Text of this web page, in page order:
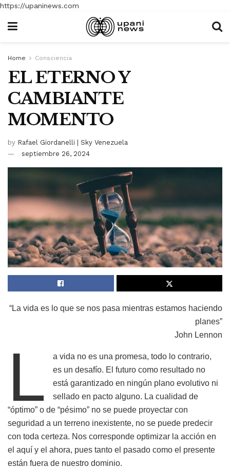
https://upaninews.com
Home Consciencia
EL ETERNO Y
CAMBIANTE
MOMENTO
by Rafael Giordanelli | Sky Venezuela
septiembre 26, 2024
“La vida es lo que se nos pasa mientras estamos haciendo
planes”
John Lennon
L
a vida no es una promesa, todo lo contrario,
es un desafío. El futuro como resultado no
está garantizado en ningún plano evolutivo ni
sellado en pacto alguno. La cualidad de
“óptimo” o de “pésimo” no se puede proyectar con
seguridad a un terreno inexistente, no se puede predecir
con toda certeza. Nos corresponde optimizar la acción en
el aquí y el ahora, pues tanto el pasado como el presente
están fuera de nuestro dominio.